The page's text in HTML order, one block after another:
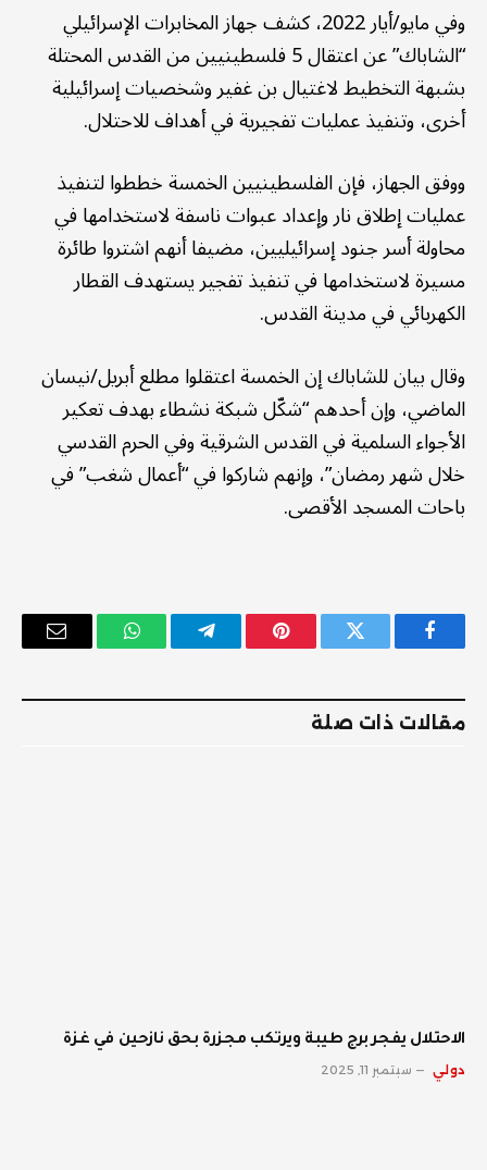
وفي مايو/أيار 2022، كشف جهاز المخابرات الإسرائيلي
“الشاباك” عن اعتقال 5 فلسطينيين من القدس المحتلة
بشبهة التخطيط لاغتيال بن غفير وشخصيات إسرائيلية
أخرى، وتنفيذ عمليات تفجيرية في أهداف للاحتلال.
ووفق الجهاز، فإن الفلسطينيين الخمسة خططوا لتنفيذ
عمليات إطلاق نار وإعداد عبوات ناسفة لاستخدامها في
محاولة أسر جنود إسرائيليين، مضيفا أنهم اشتروا طائرة
مسيرة لاستخدامها في تنفيذ تفجير يستهدف القطار
الكهربائي في مدينة القدس.
وقال بيان للشاباك إن الخمسة اعتقلوا مطلع أبريل/نيسان
الماضي، وإن أحدهم “شكّل شبكة نشطاء بهدف تعكير
الأجواء السلمية في القدس الشرقية وفي الحرم القدسي
خلال شهر رمضان”، وإنهم شاركوا في “أعمال شغب” في
باحات المسجد الأقصى.
فيسبوك تويتر بينتيريستتيلقرام واتساب
البريد
مقالات ذات صلة
الاحتلال يفجر برج طيبة ويرتكب مجزرة بحق نازحين في غزة
دولي سبتمبر 11, 2025